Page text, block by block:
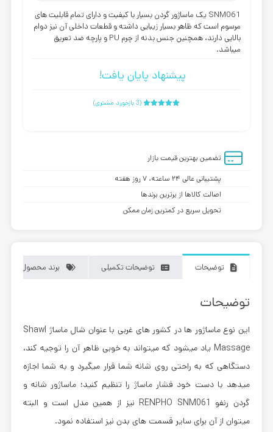
SNM061 یک ماساژور گردن بسیار با کیفیت و دارای تمام قابلیت های
مرسوم است که ظاهر بسیار زیبایی داشته و قطعات داخلی آن نیز دوام
بالایی دارند، همچنین جنس بدنه از چرم PU و پارچه ضد تعریق
میباشد.
پیشنهاد پایان یافت!
(
3بازخورد مشتری)
تضمین بهترین قیمت بازار
پشتیبانی عالی ۲۴ ساعته، ۷ روز هفته
اصالت کالاها از برترین برندها
تحویل سریع در کمترین زمان ممکن
توضیحات توضیحات تکمیلی برند محصول
توضیحات
این نوع ماساژور ها در کشور های غربی با عنوان
شال ماساژ Shawl
Massage یاد میشود که میتواند به خوبی ظاهر آن را توجیه کند،
دستگاهی که به راحتی روی شانه شما قرار میگیرد و به شما اجازه
میدهد با دست خود فشار ماساژ را تنظیم کنید؛ ماساژور شانه و
گردن رنفو RENPHO SNM061
نیز از همین مدل است و البته
میتوان از آن برای سایر قسمت های بدن نیز استفاده نمود.